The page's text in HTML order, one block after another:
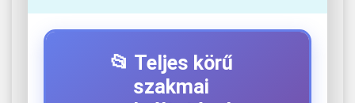
📂 Teljes körű
szakmai